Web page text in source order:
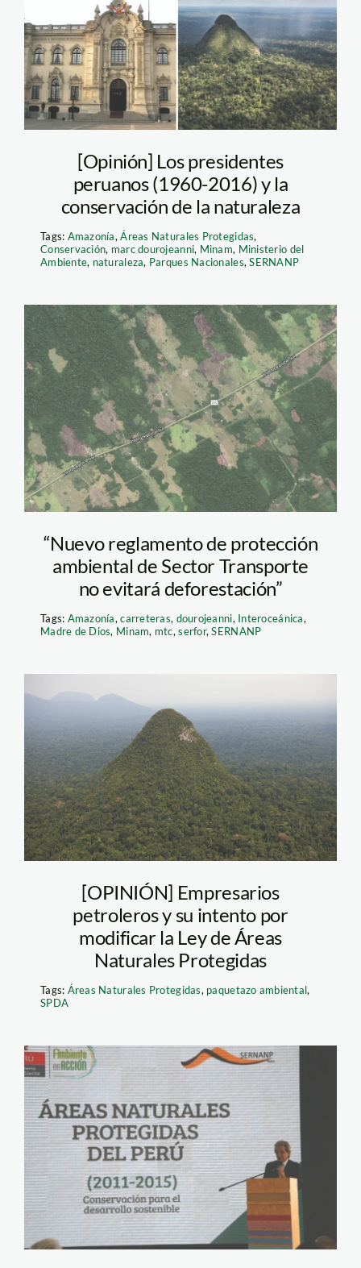
[Opinión] Los presidentes
peruanos (1960-2016) y la
conservación de la naturaleza
Tags: Amazonía,Áreas Naturales Protegidas,
Conservación, marc dourojeanni, Minam, Ministerio del
Ambiente, naturaleza, Parques Nacionales,SERNANP
deforestación
carretera
“Nuevo reglamento de protección
ambiental de Sector Transporte
no evitará deforestación”
Tags: Amazonía,carreteras, dourojeanni, Interoceánica,
Madre de Dios, Minam, mtc,serfor,SERNANP
sierra_del_divisor_5-
Noticia-716645
[OPINIÓN] Empresarios
petroleros y su intento por
modificar la Ley de Áreas
Naturales Protegidas
Tags: Áreas Naturales Protegidas, paquetazo ambiental,
SPDA
minam y sernanp